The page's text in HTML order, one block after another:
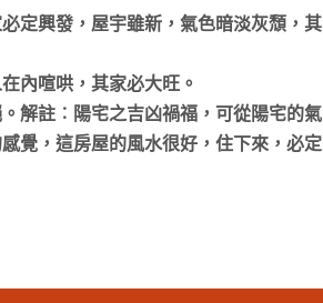
定興發，屋宇雖新，氣色暗淡灰頹，其
內喧哄，其家必大旺。
解註︰陽宅之吉凶禍福，可從陽宅的氣
覺，這房屋的風水很好，住下來，必定